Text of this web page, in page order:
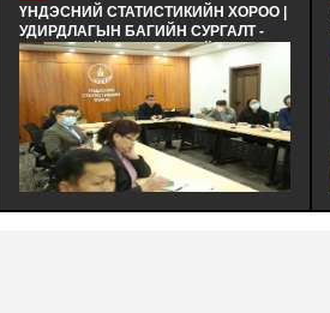
ҮНДЭСНИЙ СТАТИСТИКИЙН ХОРОО |
УДИРДЛАГЫН БАГИЙН СУРГАЛТ -
ҮНДЭСНИЙ СТАТИСТИКИЙН
ХОРООНЫ АЛБА НЭГЖИЙН
УДИРДЛАГУУДАД "БАГ, БАГИЙН
АЖИЛЛАГАА | БАЙГУУЛЛАГЫН
СОЁЛ, ТҮҮНИЙ ТӨЛӨВШИЛ
АГУУЛГААР СУРГАЛТ ЗОХИОН
БАЙГУУЛЛАГДЛАА.